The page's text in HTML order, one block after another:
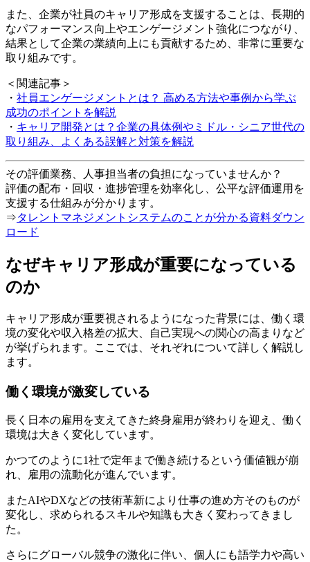
また、企業が社員のキャリア形成を支援することは、長期的
なパフォーマンス向上やエンゲージメント強化につながり、
結果として企業の業績向上にも貢献するため、非常に重要な
取り組みです。
＜関連記事＞
・ 社員エンゲージメントとは？ 高める方法や事例から学ぶ
成功のポイントを解説
・ キャリア開発とは？企業の具体例やミドル・シニア世代の
取り組み、よくある誤解と対策を解説
その評価業務、人事担当者の負担になっていませんか？
評価の配布・回収・進捗管理を効率化し、公平な評価運用を
支援する仕組みが分かります。
⇒タレントマネジメントシステムのことが分かる資料ダウン
ロード
なぜキャリア形成が重要になっている
のか
キャリア形成が重要視されるようになった背景には、働く環
境の変化や収入格差の拡大、自己実現への関心の高まりなど
が挙げられます。ここでは、それぞれについて詳しく解説し
ます。
働く環境が激変している
長く日本の雇用を支えてきた終身雇用が終わりを迎え、働く
環境は大きく変化しています。
かつてのように1社で定年まで働き続けるという価値観が崩
れ、雇用の流動化が進んでいます。
またAIやDXなどの技術革新により仕事の進め方そのものが
変化し、求められるスキルや知識も大きく変わってきまし
た。
さらにグローバル競争の激化に伴い、個人にも語学力や高い